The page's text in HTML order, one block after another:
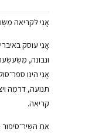
אֲֲנִִי לקריאה
אֲֲנִִי עוסק
ונבונה,
אֲנִִי הינו
תנועה, דרמִה
קריאה.
את השְׂיר־סיפור